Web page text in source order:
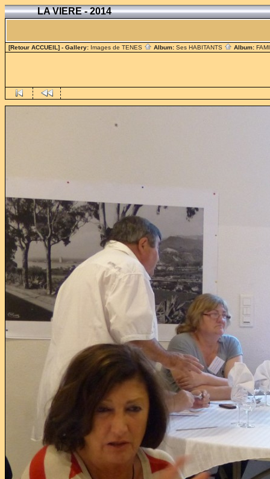
LA VIERE - 2014
[Retour ACCUEIL] - Gallery: Images de TENES Album: Ses HABITANTS Album: